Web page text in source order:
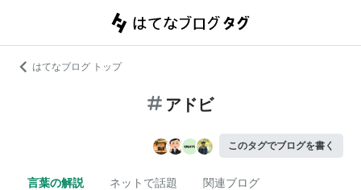
はてなブログ トップ
アドビ
このタグでブログを書く
言葉の解説 ネットで話題 関連ブログ